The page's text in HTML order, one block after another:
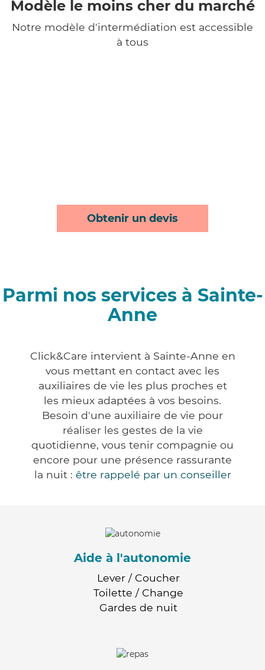
Modèle le moins cher du marché
Notre modèle d'intermédiation est accessible
à tous
Obtenir un devis
Parmi nos services à Sainte-
Anne
Click&Care intervient à Sainte-Anne en
vous mettant en contact avec les
auxiliaires de vie les plus proches et
les mieux adaptées à vos besoins.
Besoin d'une auxiliaire de vie pour
réaliser les gestes de la vie
quotidienne, vous tenir compagnie ou
encore pour une présence rassurante
la nuit : être rappelé par un conseiller
Aide à l'autonomie
Lever / Coucher
Toilette / Change
Gardes de nuit